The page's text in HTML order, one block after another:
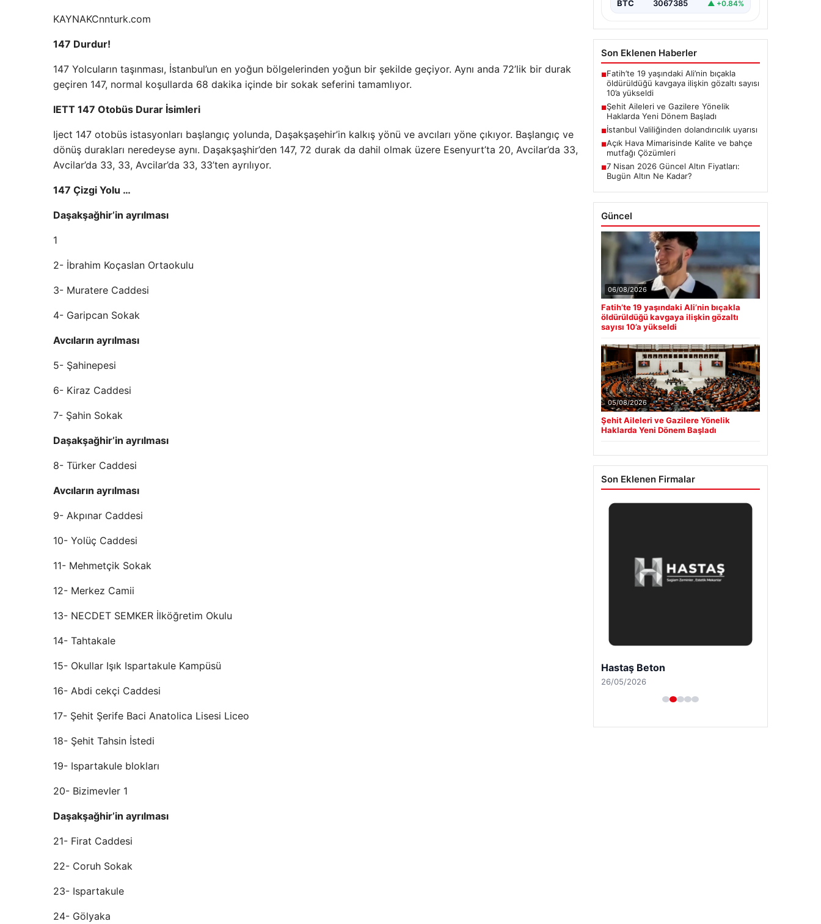
KAYNAKCnnturk.com
147 Durdur!
147 Yolcuların taşınması, İstanbul’un en yoğun bölgelerinden yoğun bir şekilde geçiyor. Aynı anda 72’lik bir durak
geçiren 147, normal koşullarda 68 dakika içinde bir sokak seferini tamamlıyor.
IETT 147 Otobüs Durar İsimleri
Iject 147 otobüs istasyonları başlangıç ​​yolunda, Daşakşaşehir’in kalkış yönü ve avcıları yöne çıkıyor. Başlangıç ​​ve
dönüş durakları neredeyse aynı. Daşakşaşhir’den 147, 72 durak da dahil olmak üzere Esenyurt’ta 20, Avcilar’da 33,
Avcilar’da 33, 33, Avcilar’da 33, 33’ten ayrılıyor.
147 Çizgi Yolu …
Daşakşağhir’in ayrılması
1
2- İbrahim Koçaslan Ortaokulu
3- Muratere Caddesi
4- Garipcan Sokak
Avcıların ayrılması
5- Şahinepesi
6- Kiraz Caddesi
7- Şahin Sokak
Daşakşağhir’in ayrılması
8- Türker Caddesi
Avcıların ayrılması
9- Akpınar Caddesi
10- Yolüç Caddesi
11- Mehmetçik Sokak
12- Merkez Camii
13- NECDET SEMKER İlköğretim Okulu
14- Tahtakale
15- Okullar Işık Ispartakule Kampüsü
16- Abdi cekçi Caddesi
17- Şehit Şerife Baci Anatolica Lisesi Liceo
18- Şehit Tahsin İstedi
19- Ispartakule blokları
20- Bizimevler 1
Daşakşağhir’in ayrılması
21- Firat Caddesi
22- Coruh Sokak
23- Ispartakule
24- Gölyaka
BTC 3067385 ▲ +0.84%
Son Eklenen Haberler
■Fatih’te 19 yaşındaki Ali’nin bıçakla
öldürüldüğü kavgaya ilişkin gözaltı sayısı
10’a yükseldi
■Şehit Aileleri ve Gazilere Yönelik
Haklarda Yeni Dönem Başladı
■İstanbul Valiliğinden dolandırıcılık uyarısı
■Açık Hava Mimarisinde Kalite ve bahçe
mutfağı Çözümleri
■7 Nisan 2026 Güncel Altın Fiyatları:
Bugün Altın Ne Kadar?
Güncel
06/08/2026
Fatih’te 19 yaşındaki Ali’nin bıçakla
öldürüldüğü kavgaya ilişkin gözaltı
sayısı 10’a yükseldi
05/08/2026
Şehit Aileleri ve Gazilere Yönelik
Haklarda Yeni Dönem Başladı
Son Eklenen Firmalar
Hastaş Beton
26/05/2026